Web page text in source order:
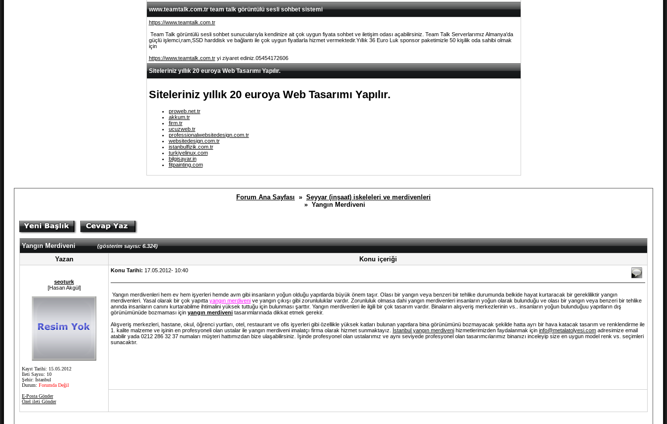
www.teamtalk.com.tr team talk görüntülü sesli sohbet sistemi
https://www.teamtalk.com.tr
Team Talk görüntülü sesli sohbet sunucularıyla kendinize ait çok uygun fiyata sohbet ve iletişim odası açabilirsiniz. Team Talk Serverlarımız Almanya'da
güçlü işlemci,ram,SSD harddisk ve bağlantı ile çok uygun fiyatlarla hizmet vermektedir.Yıllık 36 Euro Luk sponsor paketimizle 50 kişilik oda sahibi olmak
için
https://www.teamtalk.com.tryi ziyaret ediniz.05454172606
Siteleriniz yıllık 20 euroya Web Tasarımı Yapılır.
Siteleriniz yıllık 20 euroya Web Tasarımı Yapılır.
proweb.net.tr
akkum.tr
firm.tr
ucuzweb.tr
professionalwebsitedesign.com.tr
websitedesign.com.tr
istanbulfizik.com.tr
turkiyelinux.com
bilgisayar.in
fitpainting.com
Forum Ana Sayfası » Seyyar (inşaat) iskeleleri ve merdivenleri
» Yangın Merdiveni
Yangın Merdiveni(gösterim sayısı: 6.324)
Yazan Konu içeriği
seoturk
[Hasan Akgül]
Kayıt Tarihi: 15.05.2012
İleti Sayısı: 10
Şehir: İstanbul
Durum: Forumda Değil
E-Posta Gönder
Özel ileti Gönder
Konu Tarihi: 17.05.2012- 10:40
Yangın merdivenleri hem ev hem işyerleri hemde avm gibi insanların yoğun olduğu yapıtlarda büyük önem taşır. Olası bir yangın veya benzeri bir tehlike durumunda belkide hayat kurtaracak bir gerekliliktir yangın
merdivenleri. Yasal olarak bir çok yapıtta yangın merdiveni ve yangın çıkışı gibi zorunluluklar vardır. Zorunluluk olmasa dahi yangın merdivenleri insanların yoğun olarak bulunduğu ve olası bir yangın veya benzeri bir tehlike
anında insanların canını kurtarabilme ihtimalini yüksek tuttuğu için bulunması şarttır. Yangın merdivenleri ile ilgili bir çok tasarım vardır. Binaların alışveriş merkezlerinin vs.. insanların yoğun bulunduğuu yapıtların dış
görünümünüde bozmaması için yangın merdiveni tasarımlarınada dikkat etmek gerekir.
Alışveriş merkezleri, hastane, okul, öğrenci yurtları, otel, restaurant ve ofis işyerleri gibi özellikle yüksek katları bulunan yapıtlara bina görünümünü bozmayacak şekilde hatta ayrı bir hava katacak tasarım ve renklendirme ile
1. kalite malzeme ve işinin en profesyoneli olan ustalar ile yangın merdiveni imalatçı firma olarak hizmet sunmaktayız. İstanbul yangın merdiveni hizmetlerimizden faydalanmak için info@metalatolyesi.com adresimize email
atabilir yada 0212 286 32 37 numaları müşteri hattımızdan bize ulaşabilirsiniz. İşinde profesyonel olan ustalarımız ve aynı seviyede profesyonel olan tasarımcılarımız binanızı inceleyip size en uygun model renk vs. seçimleri
sunacaktır.